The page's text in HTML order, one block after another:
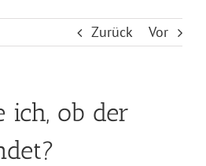
Zurück Vor
ich, ob der